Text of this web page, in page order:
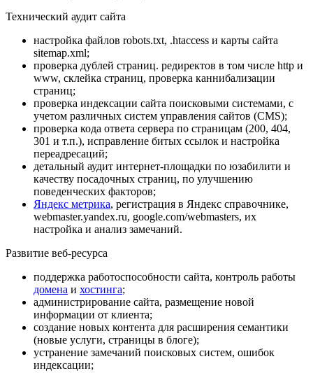
Технический аудит сайта
настройка файлов robots.txt, .htaccess и карты сайта
sitemap.xml;
проверка дублей страниц. редиректов в том числе http и
www, склейка страниц, проверка каннибализации
страниц;
проверка индексации сайта поисковыми системами, с
учетом различных систем управления сайтов (CMS);
проверка кода ответа сервера по страницам (200, 404,
301 и т.п.), исправление битых ссылок и настройка
переадресаций;
детальный аудит интернет-площадки по юзабилити и
качеству посадочных страниц, по улучшению
поведенческих факторов;
Яндекс метрика, регистрация в Яндекс справочнике,
webmaster.yandex.ru, google.com/webmasters, их
настройка и анализ замечаний.
Развитие веб-ресурса
поддержка работоспособности сайта, контроль работы
домена и хостинга;
администрирование сайта, размещение новой
информации от клиента;
создание новых контента для расширения семантики
(новые услуги, страницы в блоге);
устранение замечаний поисковых систем, ошибок
индексации;